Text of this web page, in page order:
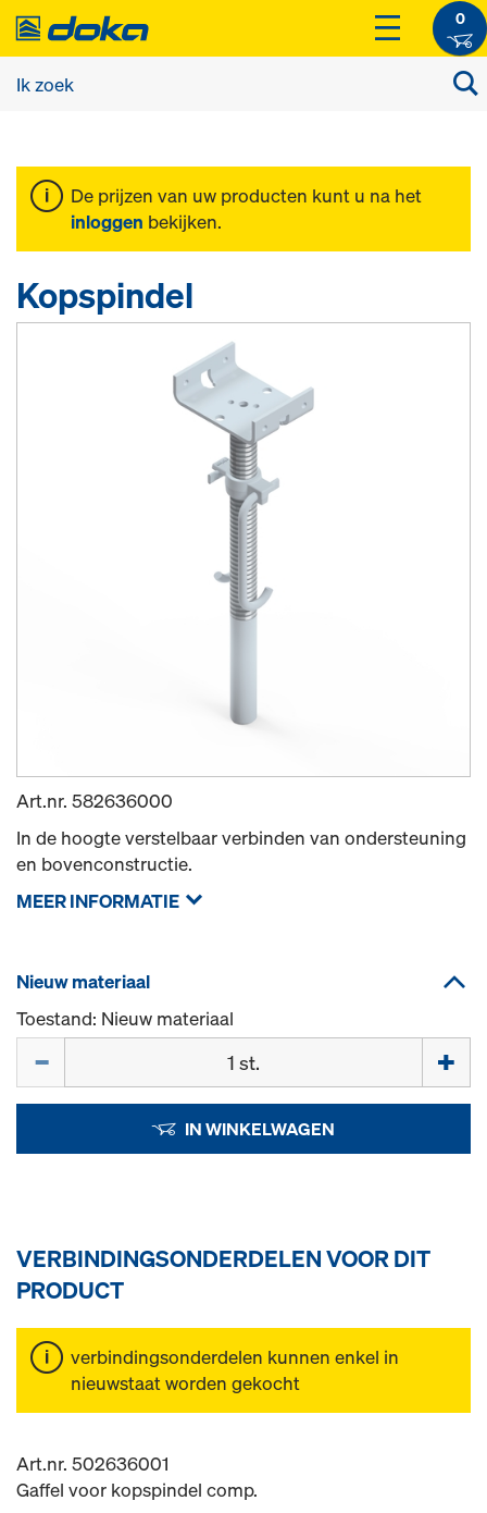
0
De prijzen van uw producten kunt u na het
inloggen bekijken.
Kopspindel
Art.nr. 582636000
In de hoogte verstelbaar verbinden van ondersteuning
en bovenconstructie.
MEER INFORMATIE
Nieuw materiaal
Toestand: Nieuw materiaal
IN WINKELWAGEN
VERBINDINGSONDERDELEN VOOR DIT
PRODUCT
verbindingsonderdelen kunnen enkel in
nieuwstaat worden gekocht
Art.nr. 502636001
Gaffel voor kopspindel comp.